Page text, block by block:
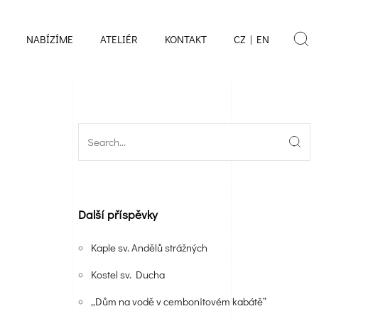
NABÍZÍME ATELIÉR KONTAKT CZ | EN
Další příspěvky
Kaple sv. Andělů strážných
Kostel sv. Ducha
„Dům na vodě v cembonitovém kabátě“